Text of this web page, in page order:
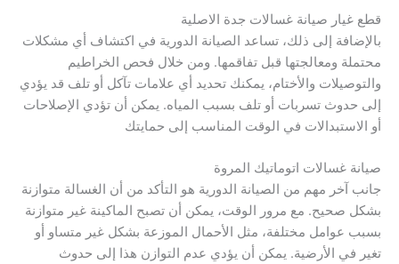
قطع غيار صيانة غسالات جدة الاصلية
بالإضافة إلى ذلك، تساعد الصيانة الدورية في اكتشاف أي مشكلات
محتملة ومعالجتها قبل تفاقمها. ومن خلال فحص الخراطيم
والتوصيلات والأختام، يمكنك تحديد أي علامات تآكل أو تلف قد يؤدي
إلى حدوث تسربات أو تلف بسبب المياه. يمكن أن تؤدي الإصلاحات
أو الاستبدالات في الوقت المناسب إلى حمايتك
صيانة غسالات اتوماتيك المروة
جانب آخر مهم من الصيانة الدورية هو التأكد من أن الغسالة متوازنة
بشكل صحيح. مع مرور الوقت، يمكن أن تصبح الماكينة غير متوازنة
بسبب عوامل مختلفة، مثل الأحمال الموزعة بشكل غير متساو أو
تغير في الأرضية. يمكن أن يؤدي عدم التوازن هذا إلى حدوث